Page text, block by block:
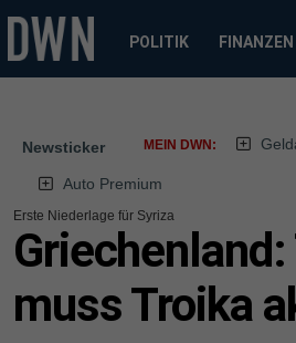
POLITIK FINANZEN
Newsticker MEIN DWN:
Auto Premium
Erste Niederlage für Syriza
muss Troika